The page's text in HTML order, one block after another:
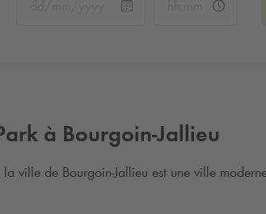
à Bourgoin-Jallieu
ville de Bourgoin-Jallieu est une ville